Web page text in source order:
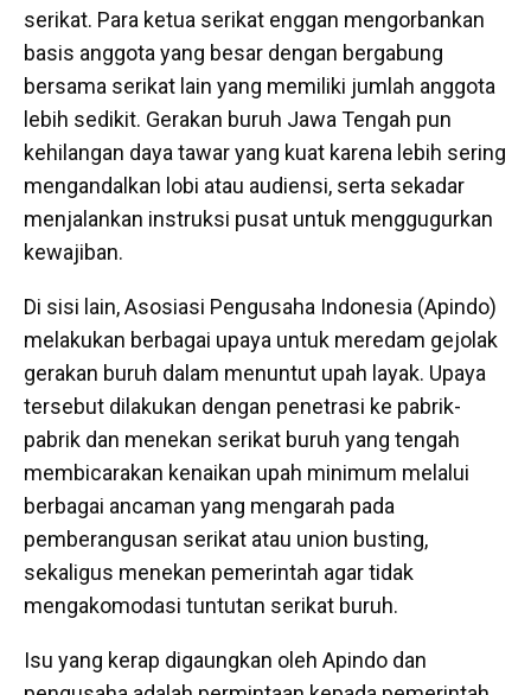
serikat. Para ketua serikat enggan mengorbankan
basis anggota yang besar dengan bergabung
bersama serikat lain yang memiliki jumlah anggota
lebih sedikit. Gerakan buruh Jawa Tengah pun
kehilangan daya tawar yang kuat karena lebih sering
mengandalkan lobi atau audiensi, serta sekadar
menjalankan instruksi pusat untuk menggugurkan
kewajiban.
Di sisi lain, Asosiasi Pengusaha Indonesia (Apindo)
melakukan berbagai upaya untuk meredam gejolak
gerakan buruh dalam menuntut upah layak. Upaya
tersebut dilakukan dengan penetrasi ke pabrik-
pabrik dan menekan serikat buruh yang tengah
membicarakan kenaikan upah minimum melalui
berbagai ancaman yang mengarah pada
pemberangusan serikat atau union busting,
sekaligus menekan pemerintah agar tidak
mengakomodasi tuntutan serikat buruh.
Isu yang kerap digaungkan oleh Apindo dan